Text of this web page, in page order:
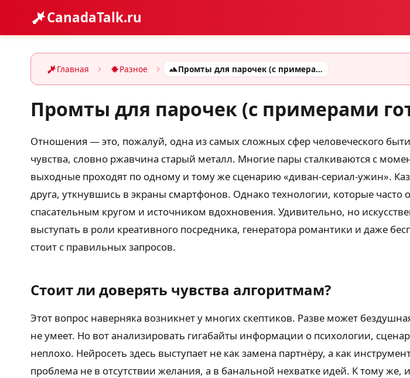
CanadaTalk.ru
Главная Разное Промты для парочек (с примерами готовых промтов)
Промты для парочек (с примерами
Отношения — это, пожалуй, одна из самых сложных сфер человеческого
чувства, словно ржавчина старый металл. Многие пары сталкиваются с
выходные проходят по одному и тому же сценарию «диван-сериал-ужин».
друга, уткнувшись в экраны смартфонов. Однако технологии, которые
спасательным кругом и источником вдохновения. Удивительно, но
выступать в роли креативного посредника, генератора романтики и даже
стоит с правильных запросов.
Стоит ли доверять чувства алгоритмам?
Этот вопрос наверняка возникнет у многих скептиков. Разве может
не умеет. Но вот анализировать гигабайты информации о психологии,
неплохо. Нейросеть здесь выступает не как замена партнёру, а как
проблема не в отсутствии желания, а в банальной нехватке идей. К тому